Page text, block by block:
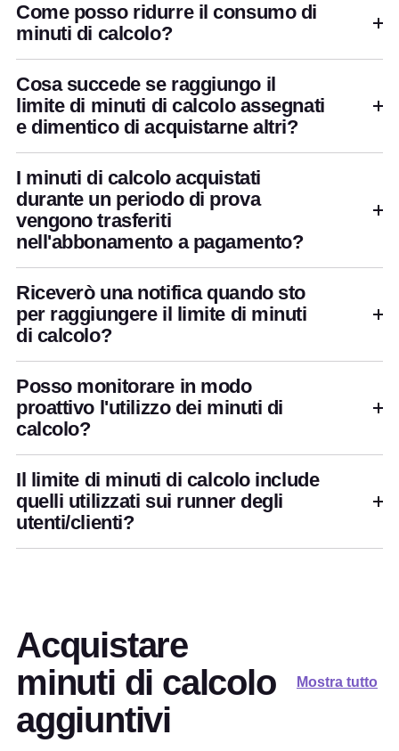
Come posso ridurre il consumo di
minuti di calcolo?
Cosa succede se raggiungo il
limite di minuti di calcolo assegnati
e dimentico di acquistarne altri?
I minuti di calcolo acquistati
durante un periodo di prova
vengono trasferiti
nell'abbonamento a pagamento?
Riceverò una notifica quando sto
per raggiungere il limite di minuti
di calcolo?
Posso monitorare in modo
proattivo l'utilizzo dei minuti di
calcolo?
Il limite di minuti di calcolo include
quelli utilizzati sui runner degli
utenti/clienti?
Acquistare
minuti di calcolo
aggiuntivi
Mostra tutto